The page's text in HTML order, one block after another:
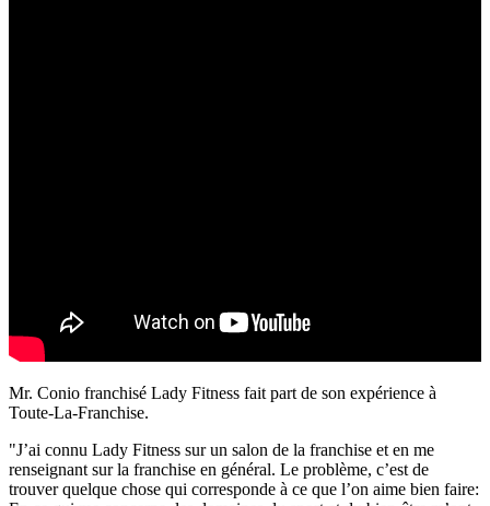
Mr. Conio franchisé Lady Fitness fait part de son expérience à
Toute-La-Franchise.
"J’ai connu Lady Fitness sur un salon de la franchise et en me
renseignant sur la franchise en général. Le problème, c’est de
trouver quelque chose qui corresponde à ce que l’on aime bien faire: